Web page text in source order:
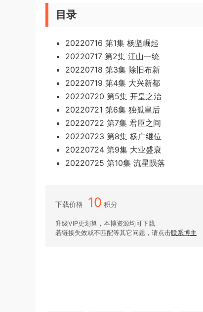
目录
20220716 第1集 杨坚崛起
20220717 第2集 江山一统
20220718 第3集 除旧布新
20220719 第4集 大兴新都
20220720 第5集 开皇之治
20220721 第6集 独孤皇后
20220722 第7集 君臣之间
20220723 第8集 杨广继位
20220724 第9集 大业盛衰
20220725 第10集 流星陨落
下载价格 10 积分
升级VIP更划算，本博资源均可下载
若链接失效或不匹配等其它问题，请点击联系博主